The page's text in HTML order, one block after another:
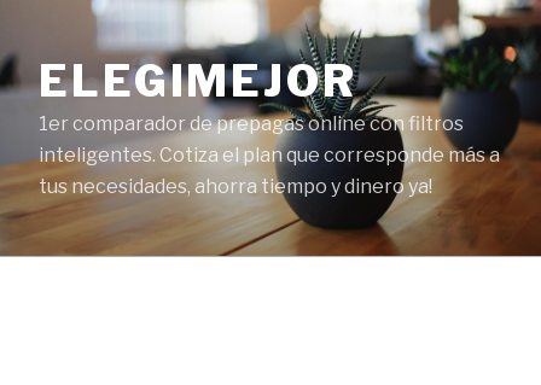
contenido
ELEGIMEJOR
1er comparador de prepagas online con filtros
inteligentes. Cotiza el plan que corresponde más a
tus necesidades, ahorra tiempo y dinero ya!